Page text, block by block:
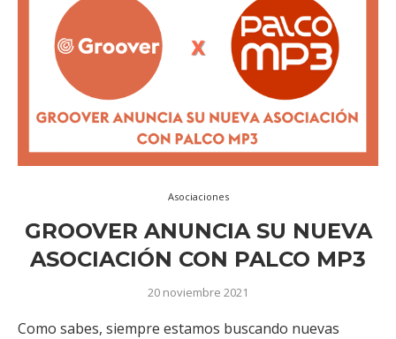
Asociaciones
GROOVER ANUNCIA SU NUEVA
ASOCIACIÓN CON PALCO MP3
20 noviembre 2021
Como sabes, siempre estamos buscando nuevas